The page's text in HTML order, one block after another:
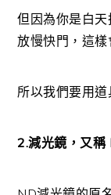
但因為你是白
放慢快門，這
所以我們要用
2.減光鏡，又稱